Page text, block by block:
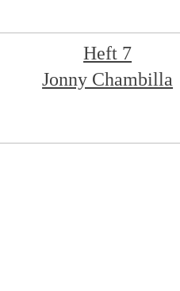
Heft 7
Jonny Chambilla